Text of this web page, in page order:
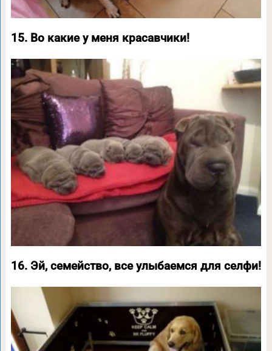
15. Во какие у меня красавчики!
16. Эй, семейство, все улыбаемся для селфи!